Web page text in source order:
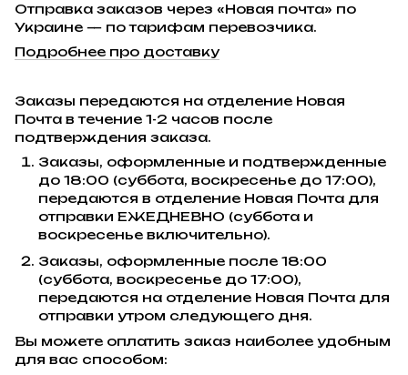
Отправка заказов через «Новая почта» по
Украине — по тарифам перевозчика.
Подробнее про доставку
Заказы передаются на отделение Новая
Почта в течение 1-2 часов после
подтверждения заказа.
Заказы, оформленные и подтвержденные
до 18:00 (суббота, воскресенье до 17:00),
передаются в отделение Новая Почта для
отправки ЕЖЕДНЕВНО (суббота и
воскресенье включительно).
Заказы, оформленные после 18:00
(суббота, воскресенье до 17:00),
передаются на отделение Новая Почта для
отправки утром следующего дня.
Вы можете оплатить заказ наиболее удобным
для вас способом: